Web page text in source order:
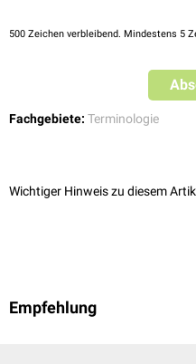
500 Zeichen verbleibend. Mindestens 5
Fachgebiete: Terminologie
Wichtiger Hinweis zu diesem
Empfehlung